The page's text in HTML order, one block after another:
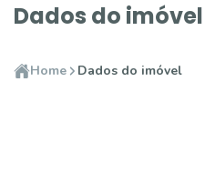
Dados do imóvel
Home Dados do imóvel